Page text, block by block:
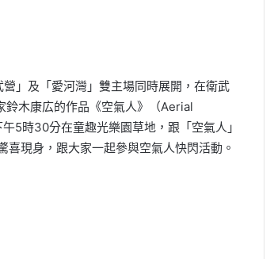
」及「愛河灣」雙主場同時展開，在衛武
鈴木康広的作品《空氣人》（Aerial
5時30分在童趣光樂園草地，跟「空氣人」
現身，跟大家一起參與空氣人快閃活動。